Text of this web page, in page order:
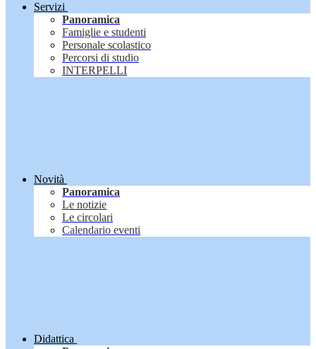
Servizi
Panoramica
Famiglie e studenti
Personale scolastico
Percorsi di studio
INTERPELLI
Novità
Panoramica
Le notizie
Le circolari
Calendario eventi
Didattica